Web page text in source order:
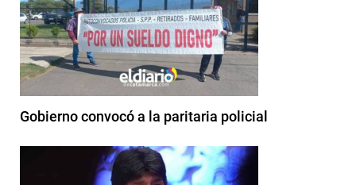
Gobierno convocó a la paritaria policial